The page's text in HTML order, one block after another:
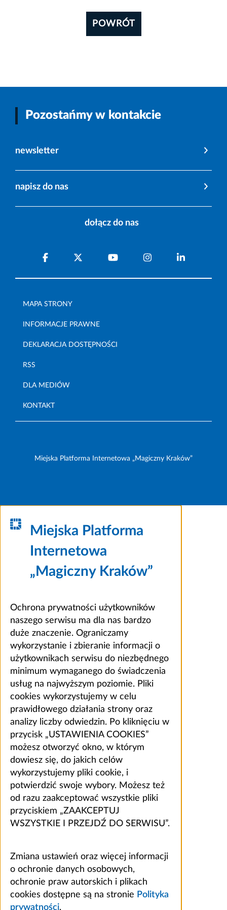
POWRÓT
Pozostańmy w kontakcie
newsletter
napisz do nas
dołącz do nas
MAPA STRONY
INFORMACJE PRAWNE
DEKLARACJA DOSTĘPNOŚCI
RSS
DLA MEDIÓW
KONTAKT
Miejska Platforma Internetowa „Magiczny Kraków”
Miejska Platforma
Internetowa
„Magiczny Kraków”
Ochrona prywatności użytkowników
naszego serwisu ma dla nas bardzo
duże znaczenie. Ograniczamy
wykorzystanie i zbieranie informacji o
użytkownikach serwisu do niezbędnego
minimum wymaganego do świadczenia
usług na najwyższym poziomie. Pliki
cookies wykorzystujemy w celu
prawidłowego działania strony oraz
analizy liczby odwiedzin. Po kliknięciu w
przycisk „USTAWIENIA COOKIES”
możesz otworzyć okno, w którym
dowiesz się, do jakich celów
wykorzystujemy pliki cookie, i
potwierdzić swoje wybory. Możesz też
od razu zaakceptować wszystkie pliki
przyciskiem „ZAAKCEPTUJ
WSZYSTKIE I PRZEJDŹ DO SERWISU”.
Zmiana ustawień oraz więcej informacji
o ochronie danych osobowych,
ochronie praw autorskich i plikach
cookies dostępne są na stronie Polityka
prywatności.